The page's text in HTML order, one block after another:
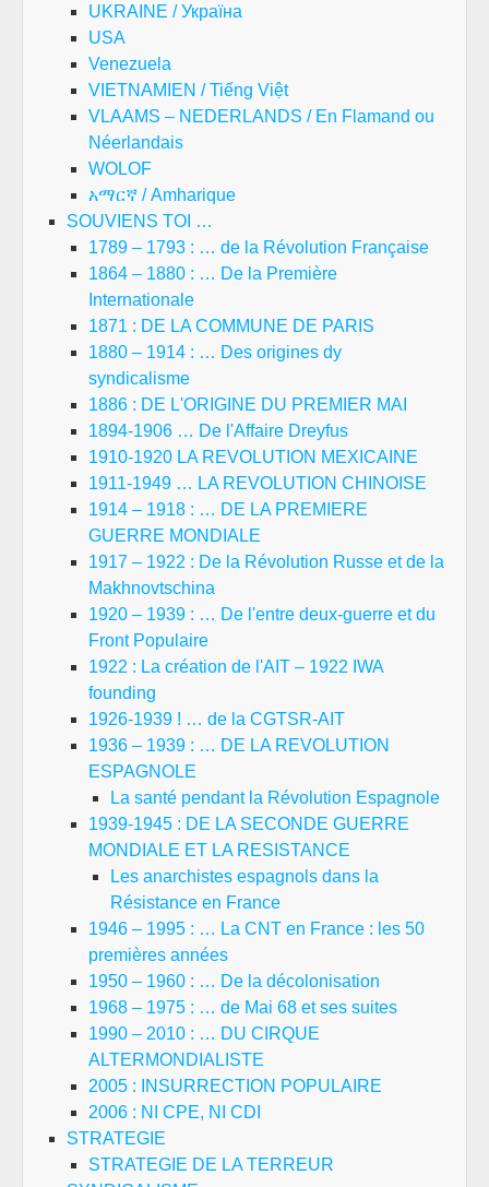
UKRAINE / Україна
USA
Venezuela
VIETNAMIEN / Tiếng Việt
VLAAMS – NEDERLANDS / En Flamand ou
Néerlandais
WOLOF
አማርኛ / Amharique
SOUVIENS TOI …
1789 – 1793 : … de la Révolution Française
1864 – 1880 : … De la Première
Internationale
1871 : DE LA COMMUNE DE PARIS
1880 – 1914 : … Des origines dy
syndicalisme
1886 : DE L'ORIGINE DU PREMIER MAI
1894-1906 … De l'Affaire Dreyfus
1910-1920 LA REVOLUTION MEXICAINE
1911-1949 … LA REVOLUTION CHINOISE
1914 – 1918 : … DE LA PREMIERE
GUERRE MONDIALE
1917 – 1922 : De la Révolution Russe et de la
Makhnovtschina
1920 – 1939 : … De l'entre deux-guerre et du
Front Populaire
1922 : La création de l'AIT – 1922 IWA
founding
1926-1939 ! … de la CGTSR-AIT
1936 – 1939 : … DE LA REVOLUTION
ESPAGNOLE
La santé pendant la Révolution Espagnole
1939-1945 : DE LA SECONDE GUERRE
MONDIALE ET LA RESISTANCE
Les anarchistes espagnols dans la
Résistance en France
1946 – 1995 : … La CNT en France : les 50
premières années
1950 – 1960 : … De la décolonisation
1968 – 1975 : … de Mai 68 et ses suites
1990 – 2010 : … DU CIRQUE
ALTERMONDIALISTE
2005 : INSURRECTION POPULAIRE
2006 : NI CPE, NI CDI
STRATEGIE
STRATEGIE DE LA TERREUR